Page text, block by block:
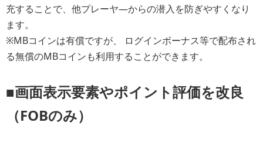
充することで、他プレーヤ―からの潜入を防ぎやすくなり
ます。
※MBコインは有償ですが、 ログインボーナス等で配布され
る無償のMBコインも利用することができます。
■画面表示要素やポイント評価を改良
（FOBのみ）